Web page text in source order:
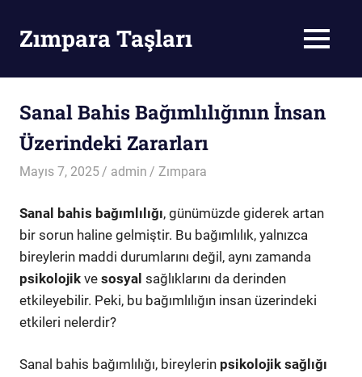
contentZımpara Taşları MENU
Sanal Bahis Bağımlılığının İnsan
Üzerindeki Zararları
Mayıs 7, 2025 admin Zımpara
Sanal bahis bağımlılığı, günümüzde giderek artan
bir sorun haline gelmiştir. Bu bağımlılık, yalnızca
bireylerin maddi durumlarını değil, aynı zamanda
psikolojik ve sosyal sağlıklarını da derinden
etkileyebilir. Peki, bu bağımlılığın insan üzerindeki
etkileri nelerdir?
Sanal bahis bağımlılığı, bireylerin psikolojik sağlığı